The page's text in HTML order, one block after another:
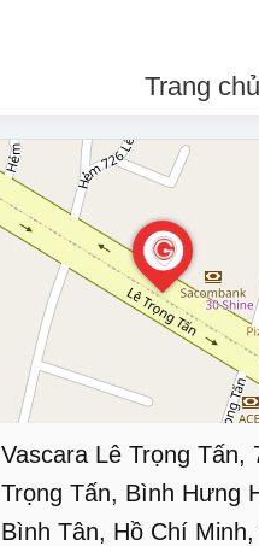
Trang chủ
Vascara Lê Trọng Tấn,
Trọng Tấn, Bình Hưng
Bình Tân, Hồ Chí